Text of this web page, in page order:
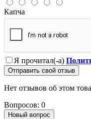
Капча
Я прочитал(-а)
Отправить свой отзыв
Нет отзывов об этом
Вопросов: 0
Новый вопрос